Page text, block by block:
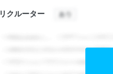
リクルーター